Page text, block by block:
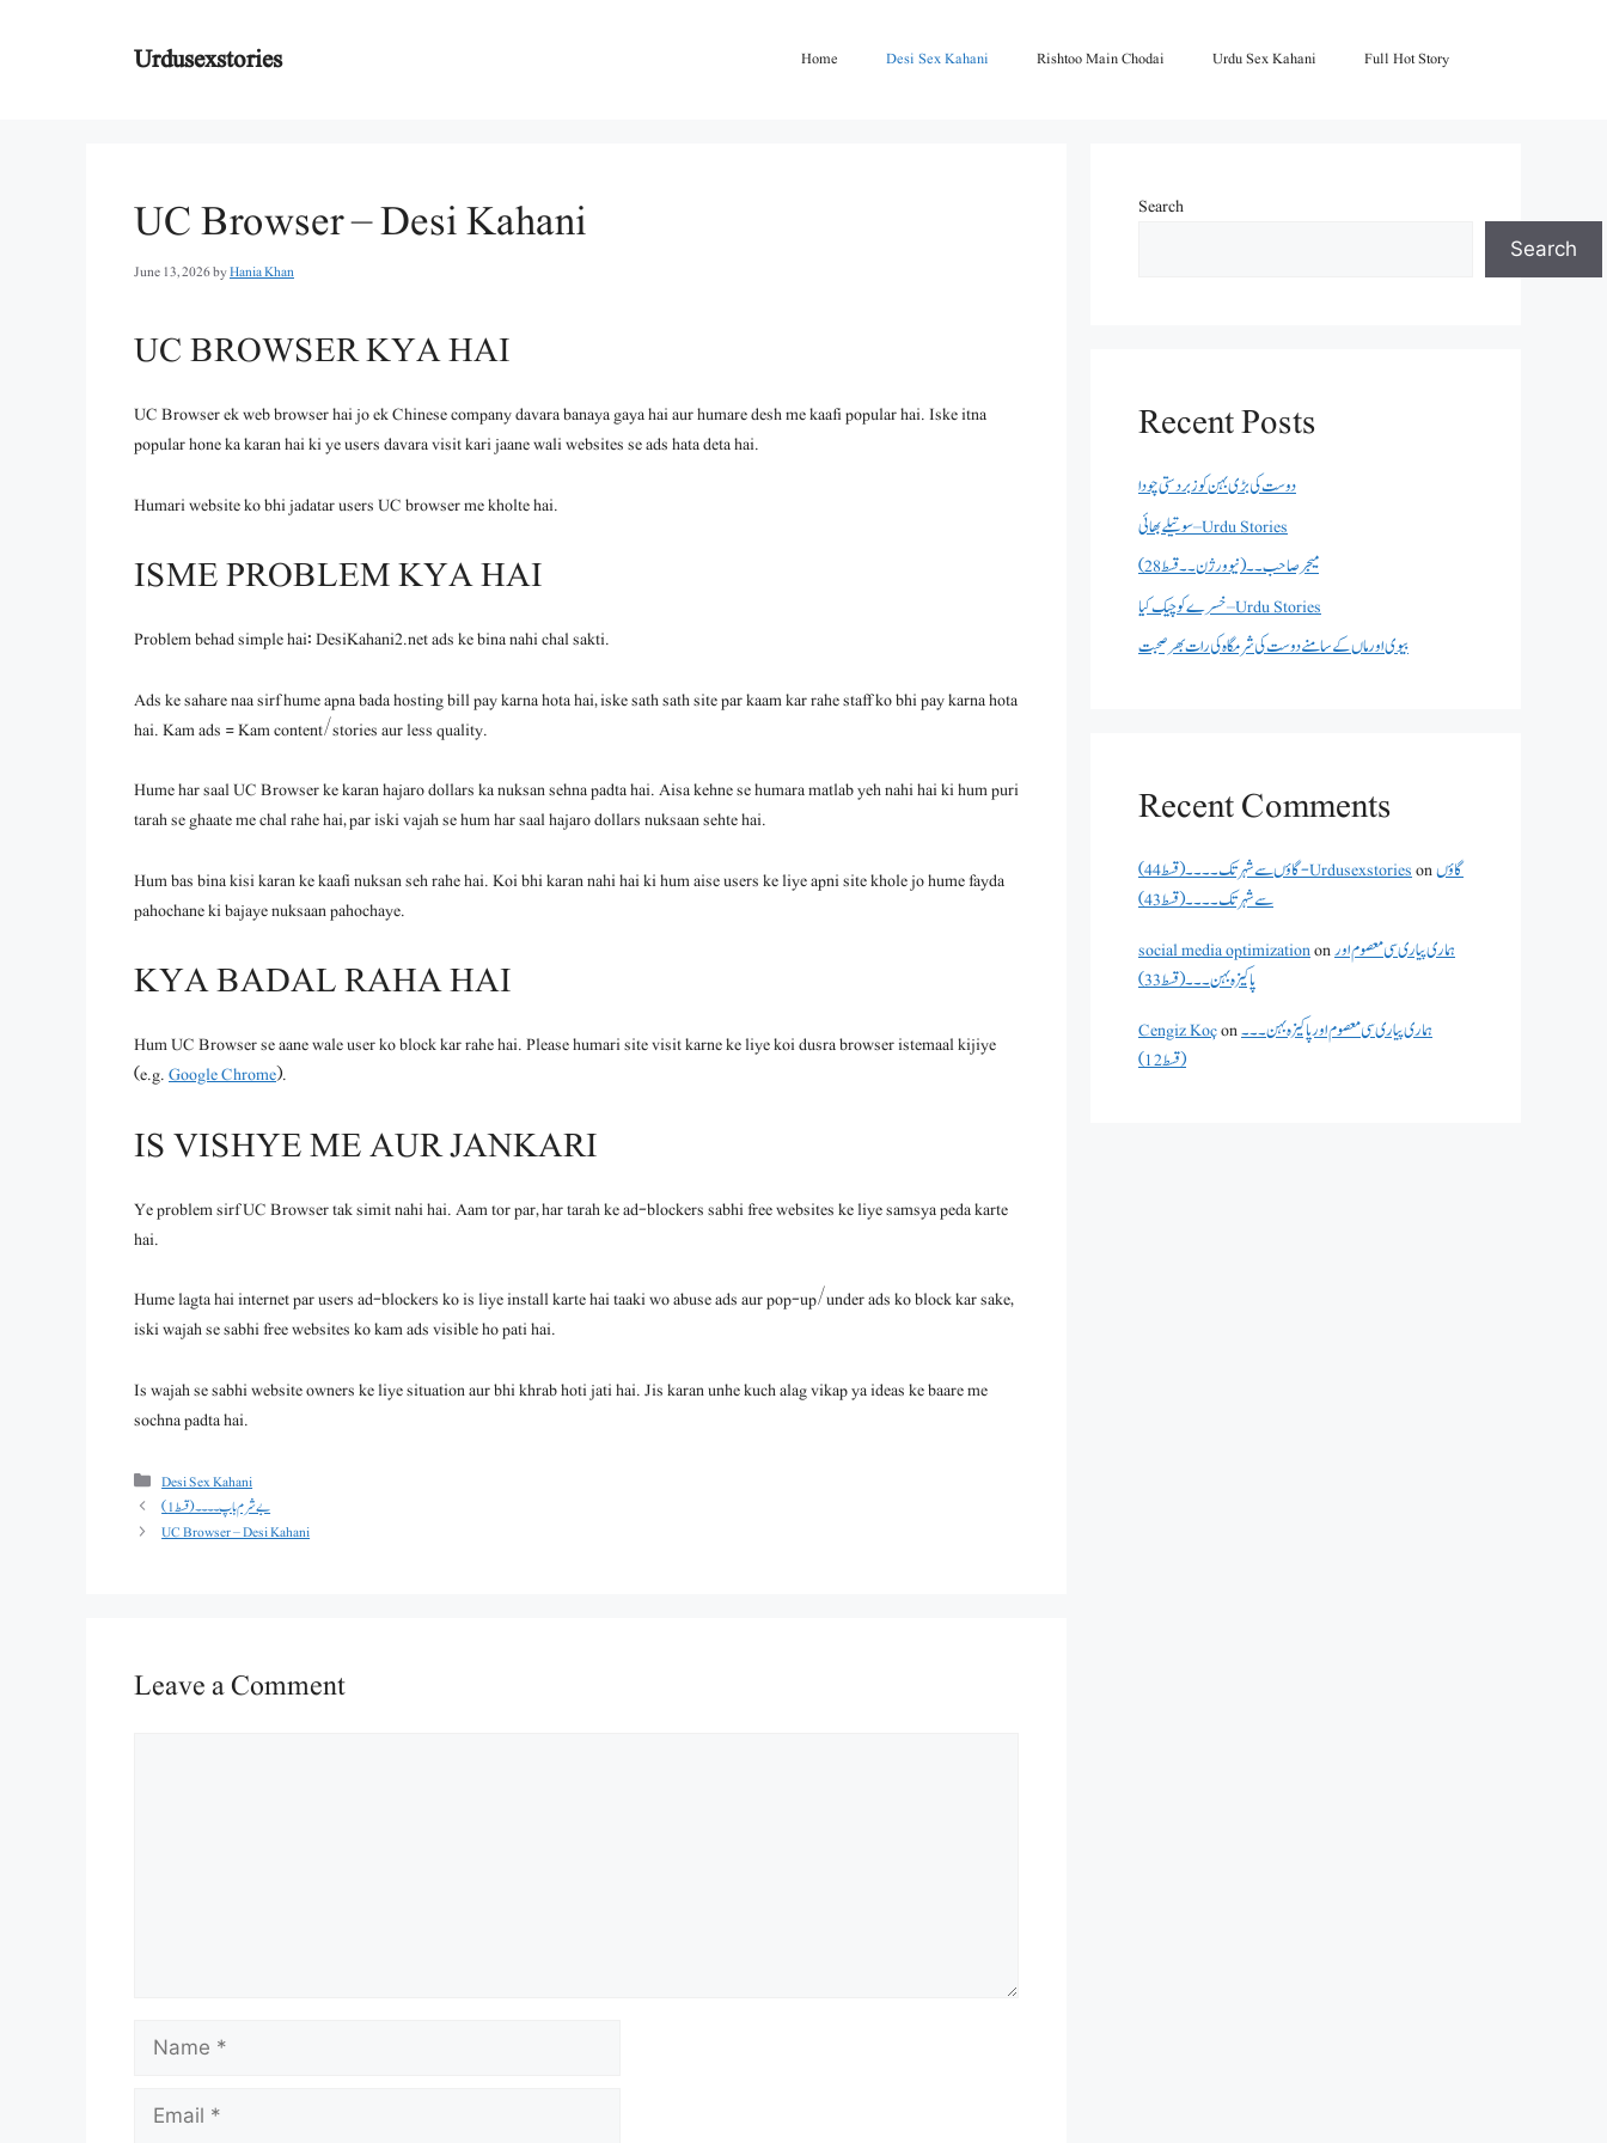
Urdusexstories Home Desi Sex Kahani Rishtoo Main Chodai Urdu Sex Kahani Full Hot Story
UC Browser – Desi Kahani
June 13, 2026byHania Khan
UC BROWSER KYA HAI
UC Browser ek web browser hai jo ek Chinese company davara banaya gaya hai aur humare desh me kaafi popular hai. Iske itna
popular hone ka karan hai ki ye users davara visit kari jaane wali websites se ads hata deta hai.
Humari website ko bhi jadatar users UC browser me kholte hai.
ISME PROBLEM KYA HAI
Problem behad simple hai: DesiKahani2.net ads ke bina nahi chal sakti.
Ads ke sahare naa sirf hume apna bada hosting bill pay karna hota hai, iske sath sath site par kaam kar rahe staff ko bhi pay karna hota
hai. Kam ads = Kam content/stories aur less quality.
Hume har saal UC Browser ke karan hajaro dollars ka nuksan sehna padta hai. Aisa kehne se humara matlab yeh nahi hai ki hum puri
tarah se ghaate me chal rahe hai, par iski vajah se hum har saal hajaro dollars nuksaan sehte hai.
Hum bas bina kisi karan ke kaafi nuksan seh rahe hai. Koi bhi karan nahi hai ki hum aise users ke liye apni site khole jo hume fayda
pahochane ki bajaye nuksaan pahochaye.
KYA BADAL RAHA HAI
Hum UC Browser se aane wale user ko block kar rahe hai. Please humari site visit karne ke liye koi dusra browser istemaal kijiye
(e.g.Google Chrome).
IS VISHYE ME AUR JANKARI
Ye problem sirf UC Browser tak simit nahi hai. Aam tor par, har tarah ke ad-blockers sabhi free websites ke liye samsya peda karte
hai.
Hume lagta hai internet par users ad-blockers ko is liye install karte hai taaki wo abuse ads aur pop-up/under ads ko block kar sake,
iski wajah se sabhi free websites ko kam ads visible ho pati hai.
Is wajah se sabhi website owners ke liye situation aur bhi khrab hoti jati hai. Jis karan unhe kuch alag vikap ya ideas ke baare me
sochna padta hai.
Categories
Desi Sex Kahani
بے شرم باپ ۔۔۔۔(قسط 1)
UC Browser – Desi Kahani
Leave a Comment
Name
Email
Search
Search
Recent Posts
دوست کی بڑی بہن کو زبردستی چودا
سوتیلے بھائی – Urdu Stories
میجر صاحب۔۔( نیو ورژن ۔۔قسط 28)
خسرے کو چیک کیا – Urdu Stories
بیوی اور ماں کے سامنے دوست کی شرمگاہ کی رات بھر صحبت
Recent Comments
گاؤں سے شہر تک۔۔۔۔(قسط 44) - Urdusexstoriesonگاؤں
سے شہر تک۔۔۔۔(قسط 43)
social media optimizationonہماری پیاری سی معصوم اور
پاکیزہ بہن۔۔۔(قسط33)
Cengiz Koçonہماری پیاری سی معصوم اور پاکیزہ بہن۔۔۔
(قسط12)